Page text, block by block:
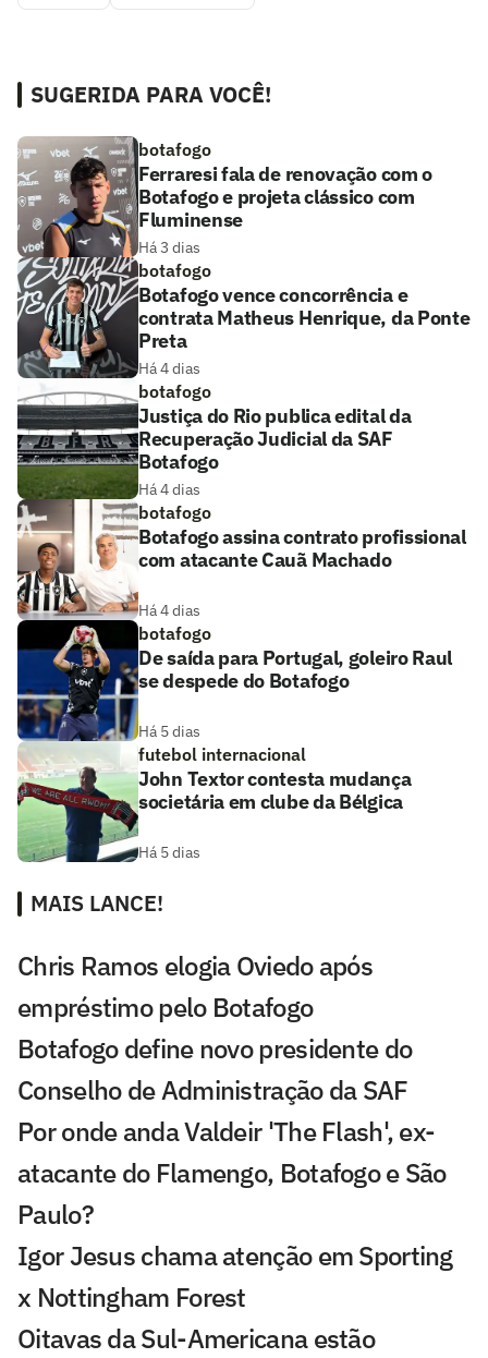
SUGERIDA PARA VOCÊ!
botafogo
Ferraresi fala de renovação com o
Botafogo e projeta clássico com
Fluminense
Há 3 dias
botafogo
Botafogo vence concorrência e
contrata Matheus Henrique, da Ponte
Preta
Há 4 dias
botafogo
Justiça do Rio publica edital da
Recuperação Judicial da SAF
Botafogo
Há 4 dias
botafogo
Botafogo assina contrato profissional
com atacante Cauã Machado
Há 4 dias
botafogo
De saída para Portugal, goleiro Raul
se despede do Botafogo
Há 5 dias
futebol internacional
John Textor contesta mudança
societária em clube da Bélgica
Há 5 dias
MAIS LANCE!
Chris Ramos elogia Oviedo após
empréstimo pelo Botafogo
Botafogo define novo presidente do
Conselho de Administração da SAF
Por onde anda Valdeir 'The Flash', ex-
atacante do Flamengo, Botafogo e São
Paulo?
Igor Jesus chama atenção em Sporting
x Nottingham Forest
Oitavas da Sul-Americana estão